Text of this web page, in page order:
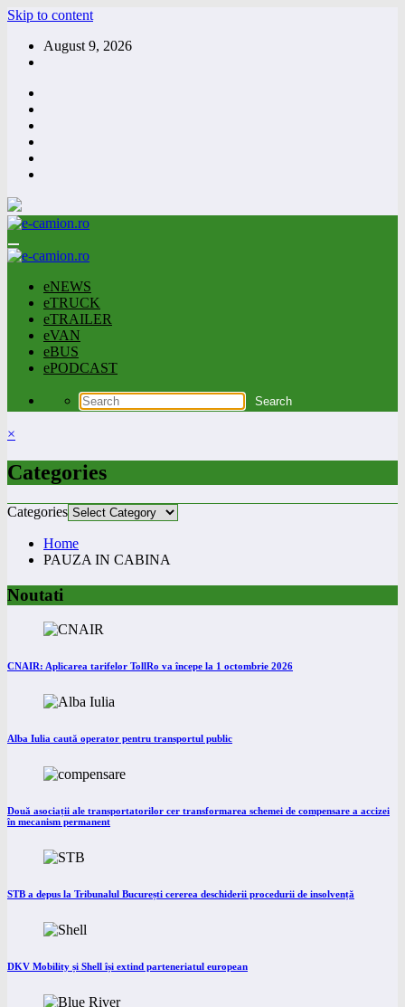
Skip to content
August 9, 2026
eNEWS
eTRUCK
eTRAILER
eVAN
eBUS
ePODCAST
×
Categories
Categories
Home
PAUZA IN CABINA
Noutati
CNAIR: Aplicarea tarifelor TollRo va începe la 1 octombrie 2026
Alba Iulia caută operator pentru transportul public
Două asociații ale transportatorilor cer transformarea schemei de compensare a accizei
în mecanism permanent
STB a depus la Tribunalul București cererea deschiderii procedurii de insolvență
DKV Mobility și Shell își extind parteneriatul european